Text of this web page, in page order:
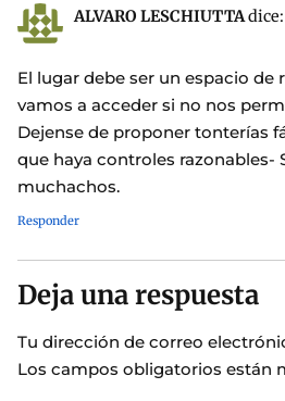
ALVARO LESCHIUTTAdice:
El lugar debe ser un espacio de
vamos a acceder si no nos
Dejense de proponer tonterías
que haya controles razonables-
muchachos.
Responder
Deja una respuesta
Tu dirección de correo
Los campos obligatorios están